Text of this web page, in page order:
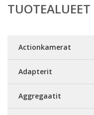
TUOTEALUEET
Actionkamerat
Adapterit
Aggregaatit